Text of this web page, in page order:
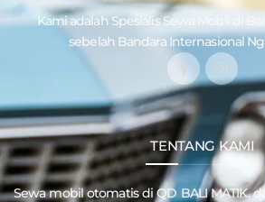
Kami adalah SpesialisSewa Mobil di Bali
sebelah Bandara Internasional
TENTANG KAMI
Sewa mobil otomatis di QD BALI MATIK,